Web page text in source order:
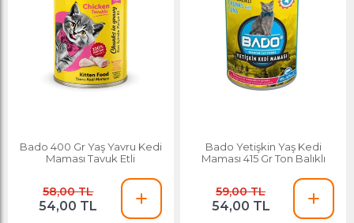
Bado 400 Gr Yaş Yavru Kedi
Maması Tavuk Etli
58,00 TL
54,00 TL
Bado Yetişkin Yaş Kedi
Maması 415 Gr Ton Balıklı
59,00 TL
54,00 TL